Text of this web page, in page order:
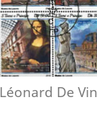
Léonard De